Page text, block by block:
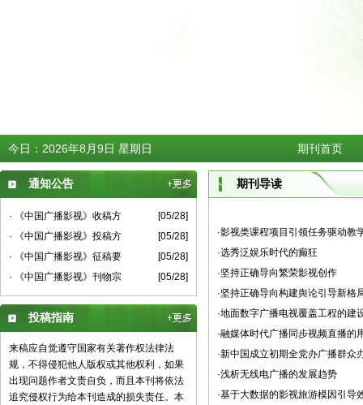
今日： 2026年8月9日 星期日 期刊首页
通知公告
· 《中国广播影视》收稿方
[05/28]
· 《中国广播影视》投稿方
[05/28]
· 《中国广播影视》征稿要
[05/28]
· 《中国广播影视》刊物宗
[05/28]
投稿指南
来稿应自觉遵守国家有关著作权法律法
规，不得侵犯他人版权或其他权利，如果
出现问题作者文责自负，而且本刊将依法
追究侵权行为给本刊造成的损失责任。本
期刊导读
·影视类课程项目引领任务驱动教
·选秀泛娱乐时代的癫狂
·坚持正确导向繁荣影视创作
·坚持正确导向构建舆论引导新格
·地面数字广播电视覆盖工程的建
·融媒体时代广播同步视频直播的
·新中国成立初期全党办广播群众
·浅析无线电广播的发展趋势
·基于大数据的影视旅游模因引导